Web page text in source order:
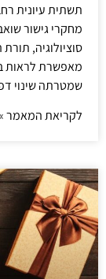
תשתית עיונית
מחקרי גישור
סוציולוגיה,
מאפשרת לראות
שמטרתה שינוי
לקריאת המאמר